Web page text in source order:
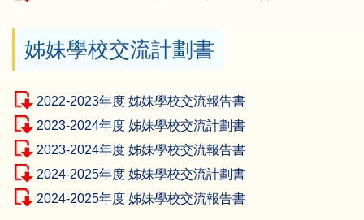
姊妹學校交流計劃書
2022-2023年度 姊妹學校交流報告書
2023-2024年度 姊妹學校交流計劃書
2023-2024年度 姊妹學校交流報告書
2024-2025年度 姊妹學校交流計劃書
2024-2025年度 姊妹學校交流報告書